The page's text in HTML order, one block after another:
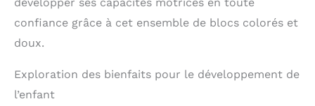
confiance grâce à cet ensemble de blocs colorés et
doux.
Exploration des bienfaits pour le développement de
l’enfant